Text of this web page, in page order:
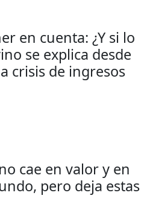
en cuenta: ¿Y si lo
se explica desde
crisis de ingresos
cae en valor y en
pero deja estas